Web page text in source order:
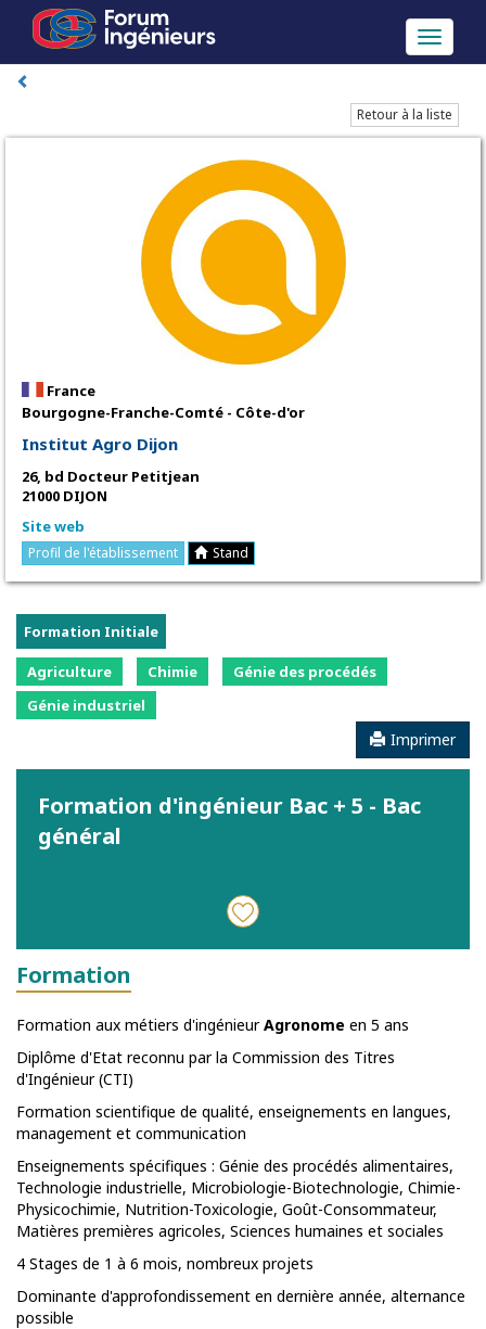
Toggle
Retour à la liste
France
Bourgogne-Franche-Comté - Côte-d'or
Institut Agro Dijon
26, bd Docteur Petitjean
21000 DIJON
Site web
Profil de l'établissement Stand
Formation Initiale
Agriculture Chimie
Génie des procédés
Génie industriel
Imprimer
Formation d'ingénieur Bac + 5 - Bac
général
Formation
Formation aux métiers d'ingénieurAgronome en 5 ans
Diplôme d'Etat reconnu par la Commission des Titres
d'Ingénieur (CTI)
Formation scientifique de qualité, enseignements en langues,
management et communication
Enseignements spécifiques : Génie des procédés alimentaires,
Technologie industrielle, Microbiologie-Biotechnologie, Chimie-
Physicochimie, Nutrition-Toxicologie, Goût-Consommateur,
Matières premières agricoles, Sciences humaines et sociales
4 Stages de 1 à 6 mois, nombreux projets
Dominante d'approfondissement en dernière année, alternance
possible